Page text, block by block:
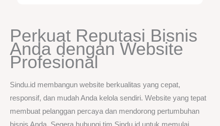
Perkuat Reputasi Bisnis
Anda dengan Website
Profesional
Sindu.id membangun website berkualitas yang cepat,
responsif, dan mudah Anda kelola sendiri. Website yang tepat
membuat pelanggan percaya dan mendorong pertumbuhan